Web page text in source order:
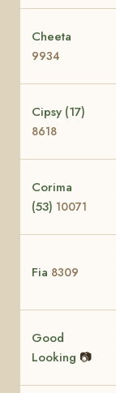
Cheeta
9934
Cipsy (17)
8618
Corima
(53) 10071
Fia 8309
Good
Looking 📷